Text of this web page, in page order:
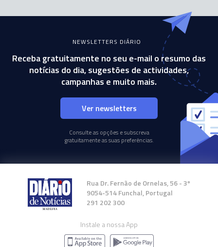
NEWSLETTERS DIÁRIO
Receba gratuitamente no seu e-mail o resumo das
notícias do dia, sugestões de actividades,
campanhas e muito mais.
Ver newsletters
Consulte as opções e subscreva
gratuitamente as suas preferências.
Rua Dr. Fernão de Ornelas, 56 - 3º
9054-514 Funchal, Portugal
291 202 300
Instale a nossa App